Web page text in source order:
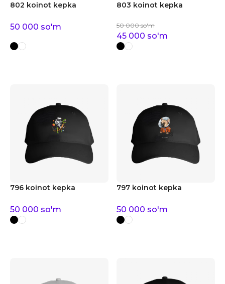
802 koinot kepka
50 000 so'm
803 koinot kepka
50 000 so'm
45 000 so'm
796 koinot kepka
50 000 so'm
797 koinot kepka
50 000 so'm